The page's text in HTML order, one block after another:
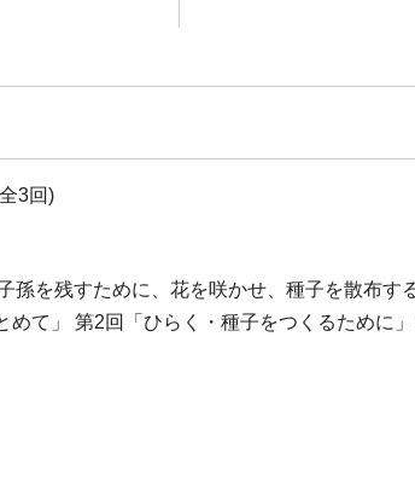
3回)
を残すために、花を咲かせ、種子を散布す
て」 第2回「ひらく・種子をつくるために